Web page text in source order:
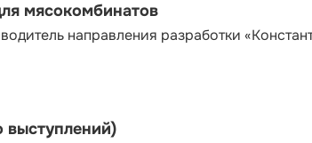
мясокомбинатов
направления разработки